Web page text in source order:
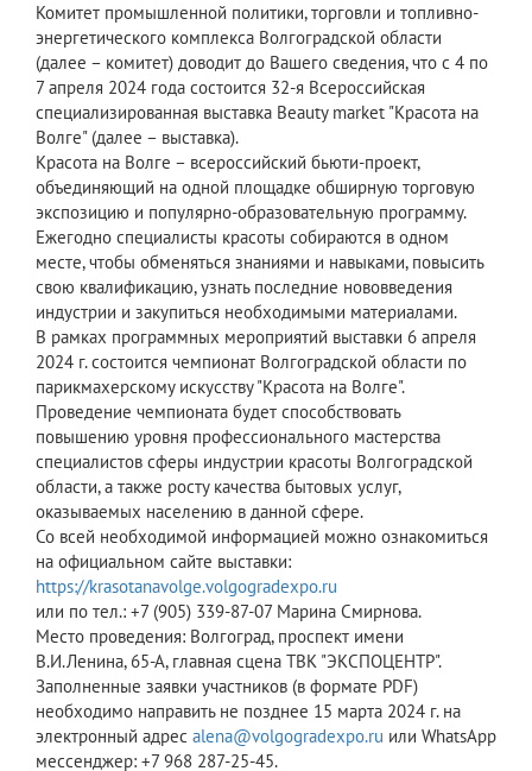
Комитет промышленной политики, торговли и топливно-
энергетического комплекса Волгоградской области
(далее – комитет) доводит до Вашего сведения, что с 4 по
7 апреля 2024 года состоится 32-я Всероссийская
специализированная выставка Beauty market "Красота на
Волге" (далее – выставка).
Красота на Волге – всероссийский бьюти-проект,
объединяющий на одной площадке обширную торговую
экспозицию и популярно-образовательную программу.
Ежегодно специалисты красоты собираются в одном
месте, чтобы обменяться знаниями и навыками, повысить
свою квалификацию, узнать последние нововведения
индустрии и закупиться необходимыми материалами.
В рамках программных мероприятий выставки 6 апреля
2024 г. состоится чемпионат Волгоградской области по
парикмахерскому искусству "Красота на Волге".
Проведение чемпионата будет способствовать
повышению уровня профессионального мастерства
специалистов сферы индустрии красоты Волгоградской
области, а также росту качества бытовых услуг,
оказываемых населению в данной сфере.
Со всей необходимой информацией можно ознакомиться
на официальном сайте выставки:
https://krasotanavolge.volgogradexpo.ru
или по тел.: +7 (905) 339-87-07 Марина Смирнова.
Место проведения: Волгоград, проспект имени
В.И.Ленина, 65-А, главная сцена ТВК "ЭКСПОЦЕНТР".
Заполненные заявки участников (в формате PDF)
необходимо направить не позднее 15 марта 2024 г. на
электронный адрес alena@volgogradexpo.ru или WhatsApp
мессенджер: +7 968 287-25-45.